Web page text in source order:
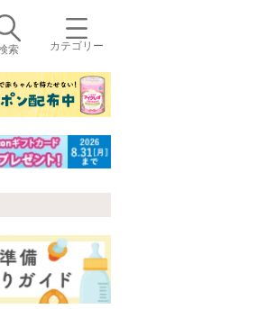
索 カテゴリー